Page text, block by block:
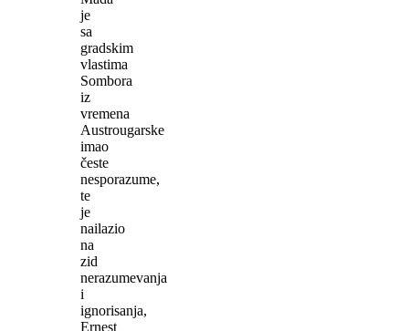
je
sa
gradskim
vlastima
Sombora
iz
vremena
Austrougarske
imao
česte
nesporazume,
te
je
nailazio
na
zid
nerazumevanja
i
ignorisanja,
Ernest